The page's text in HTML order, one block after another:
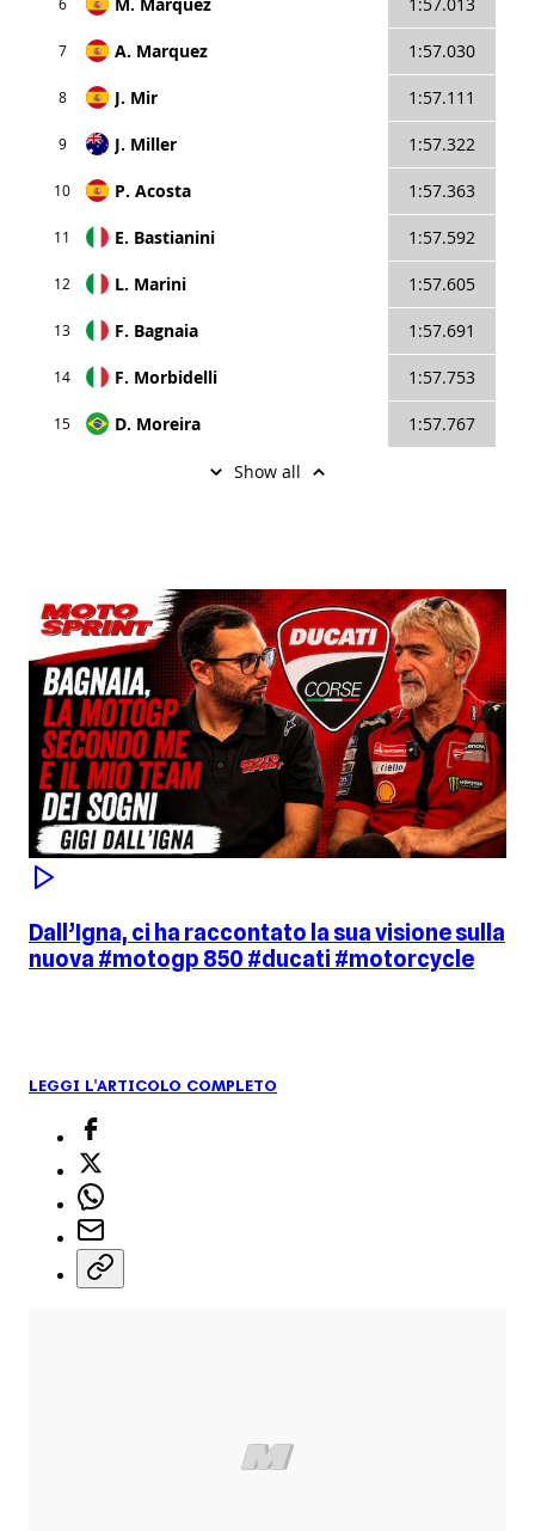
Dall’Igna, ci ha raccontato la sua visione sulla
nuova #motogp 850 #ducati #motorcycle
LEGGI L'ARTICOLO COMPLETO